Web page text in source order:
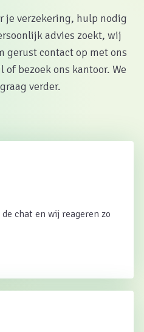
je verzekering, hulp nodig
advies zoekt, wij
gerust contact op met ons
bezoek ons kantoor. We
verder.
chat en wij reageren zo